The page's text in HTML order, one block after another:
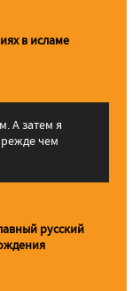
в исламе
А затем я
чем
русский